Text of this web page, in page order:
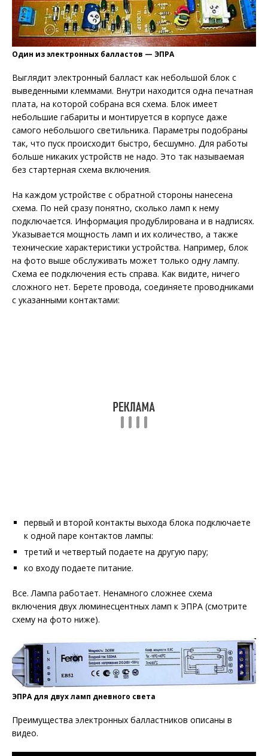
Один из электронных балластов — ЭПРА
Выглядит электронный балласт как небольшой блок с
выведенными клеммами. Внутри находится одна печатная
плата, на которой собрана вся схема. Блок имеет
небольшие габариты и монтируется в корпусе даже
самого небольшого светильника. Параметры подобраны
так, что пуск происходит быстро, бесшумно. Для работы
больше никаких устройств не надо. Это так называемая
без стартерная схема включения.
На каждом устройстве с обратной стороны нанесена
схема. По ней сразу понятно, сколько ламп к нему
подключается. Информация продублирована и в надписях.
Указывается мощность ламп и их количество, а также
технические характеристики устройства. Например, блок
на фото выше обслуживать может только одну лампу.
Схема ее подключения есть справа. Как видите, ничего
сложного нет. Берете провода, соединяете проводниками
с указанными контактами:
первый и второй контакты выхода блока подключаете
к одной паре контактов лампы:
третий и четвертый подаете на другую пару;
ко входу подаете питание.
Все. Лампа работает. Ненамного сложнее схема
включения двух люминесцентных ламп к ЭПРА (смотрите
схему на фото ниже).
ЭПРА для двух ламп дневного света
Преимущества электронных балластников описаны в
видео.